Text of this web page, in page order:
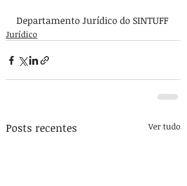
Departamento Jurídico do SINTUFF
Jurídico
Posts recentes Ver tudo